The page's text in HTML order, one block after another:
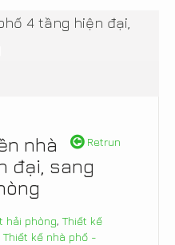
Retrun
nhà
đại, sang
hải phòng, Thiết kế
Thiết kế nhà phố -